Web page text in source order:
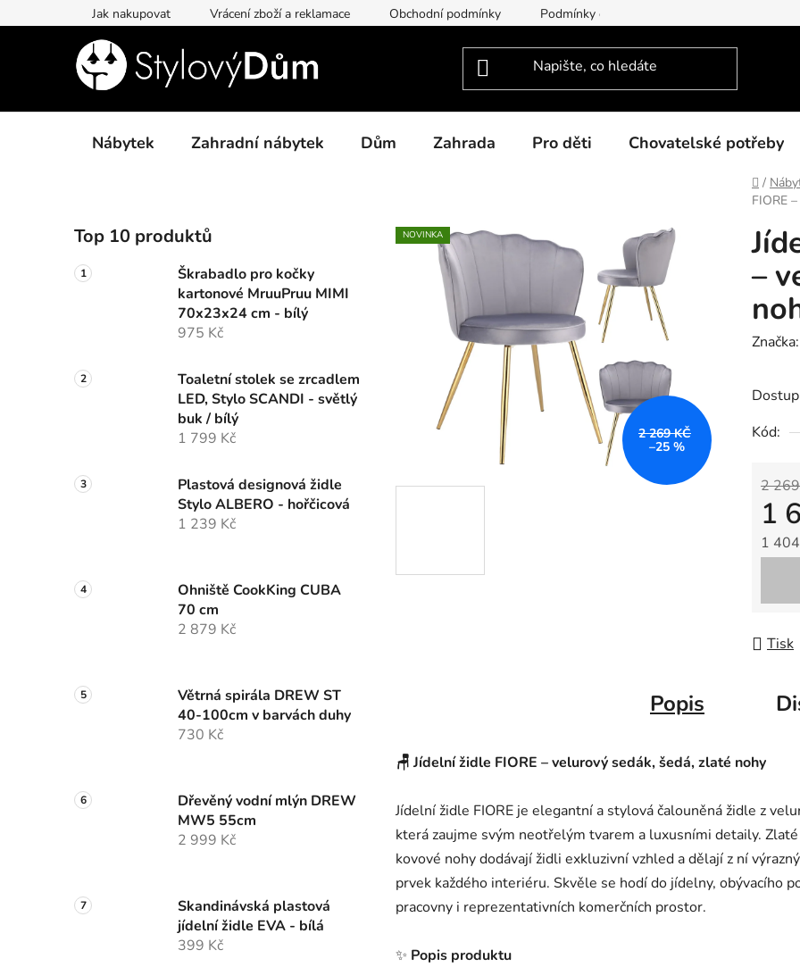
na
Jak nakupovat Vrácení zboží a reklamace Obchodní podmínky Podmínky ochrany osobních údajů
Nábytek Zahradní nábytek Dům Zahrada Pro děti Chovatelské potřeby
Domů
/
FIORE
o
s
t
n
n
e
Top 10 produktů
Škrabadlo pro kočky
kartonové MruuPruu MIMI
70x23x24 cm - bílý
975 Kč
Toaletní stolek se zrcadlem
LED, Stylo SCANDI - světlý
buk / bílý
1 799 Kč
Plastová designová židle
Stylo ALBERO - hořčicová
1 239 Kč
Ohniště CookKing CUBA
70 cm
2 879 Kč
Větrná spirála DREW ST
40-100cm v barvách duhy
730 Kč
Dřevěný vodní mlýn DREW
MW5 55cm
2 999 Kč
Skandinávská plastová
jídelní židle EVA - bílá
399 Kč
–
Značka:
Kód:
2
1
1
Tisk
NOVINKA
2 269 KČ
–25 %
Popis
🪑 Jídelní židle FIORE – velurový sedák, šedá, zlaté nohy
Jídelní židle FIORE je elegantní a stylová čalouněná židle z
která zaujme svým neotřelým tvarem a luxusními detaily. Zlaté
kovové nohy dodávají židli exkluzivní vzhled a dělají z ní výrazný
prvek každého interiéru. Skvěle se hodí do jídelny, obývacího
pracovny i reprezentativních komerčních prostor.
✨ Popis produktu